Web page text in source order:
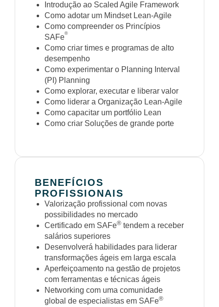
Introdução ao Scaled Agile Framework
Como adotar um Mindset Lean-Agile
Como compreender os Princípios
SAFe®
Como criar times e programas de alto
desempenho
Como experimentar o Planning Interval
(PI) Planning
Como explorar, executar e liberar valor
Como liderar a Organização Lean-Agile
Como capacitar um portfólio Lean
Como criar Soluções de grande porte
BENEFÍCIOS
PROFISSIONAIS
Valorização profissional com novas
possibilidades no mercado
Certificado em SAFe® tendem a receber
salários superiores
Desenvolverá habilidades para liderar
transformações ágeis em larga escala
Aperfeiçoamento na gestão de projetos
com ferramentas e técnicas ágeis
Networking com uma comunidade
global de especialistas em SAFe®